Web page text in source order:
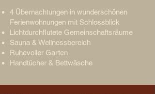
4 Übernachtungen in wunderschönen
Ferienwohnungen mit Schlossblick
Lichtdurchflutete Gemeinschaftsräume
Sauna & Wellnessbereich
Ruhevoller Garten
Handtücher & Bettwäsche